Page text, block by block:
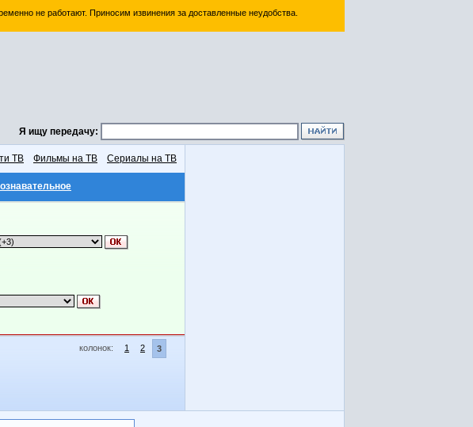
не работают. Приносим извинения за доставленные неудобства.
Я ищу передачу:
ТВ Фильмы на ТВ Сериалы на ТВ
колонок: 1 2 3